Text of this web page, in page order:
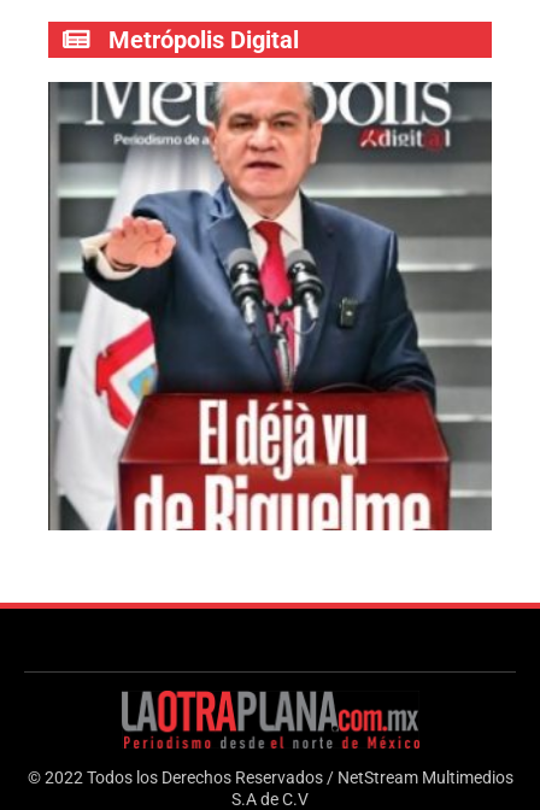
Metrópolis Digital
© 2022 Todos los Derechos Reservados / NetStream Multimedios
S.A de C.V